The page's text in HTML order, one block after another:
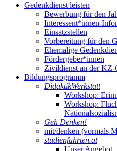
Gedenkdienst leisten
Bewerbung für den
Interessent*innen-
Einsatzstellen
Vorbereitung für den
Ehemalige
Fördergeber*innen
Zivildienst an der KZ-
Bildungsprogramm
DidaktikWerkstatt
Workshop:
Workshop:
Geh Denken!
mit/denken (vormals
studienfahrten.at
Unser Angebot